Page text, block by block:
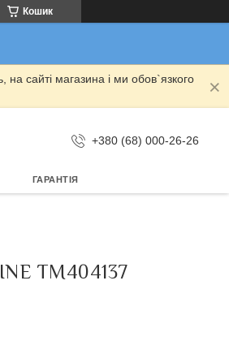
Кошик
сайті магазина і ми обов`язкого
+380 (68) 000-26-26
ГАРАНТІЯ
TM404137